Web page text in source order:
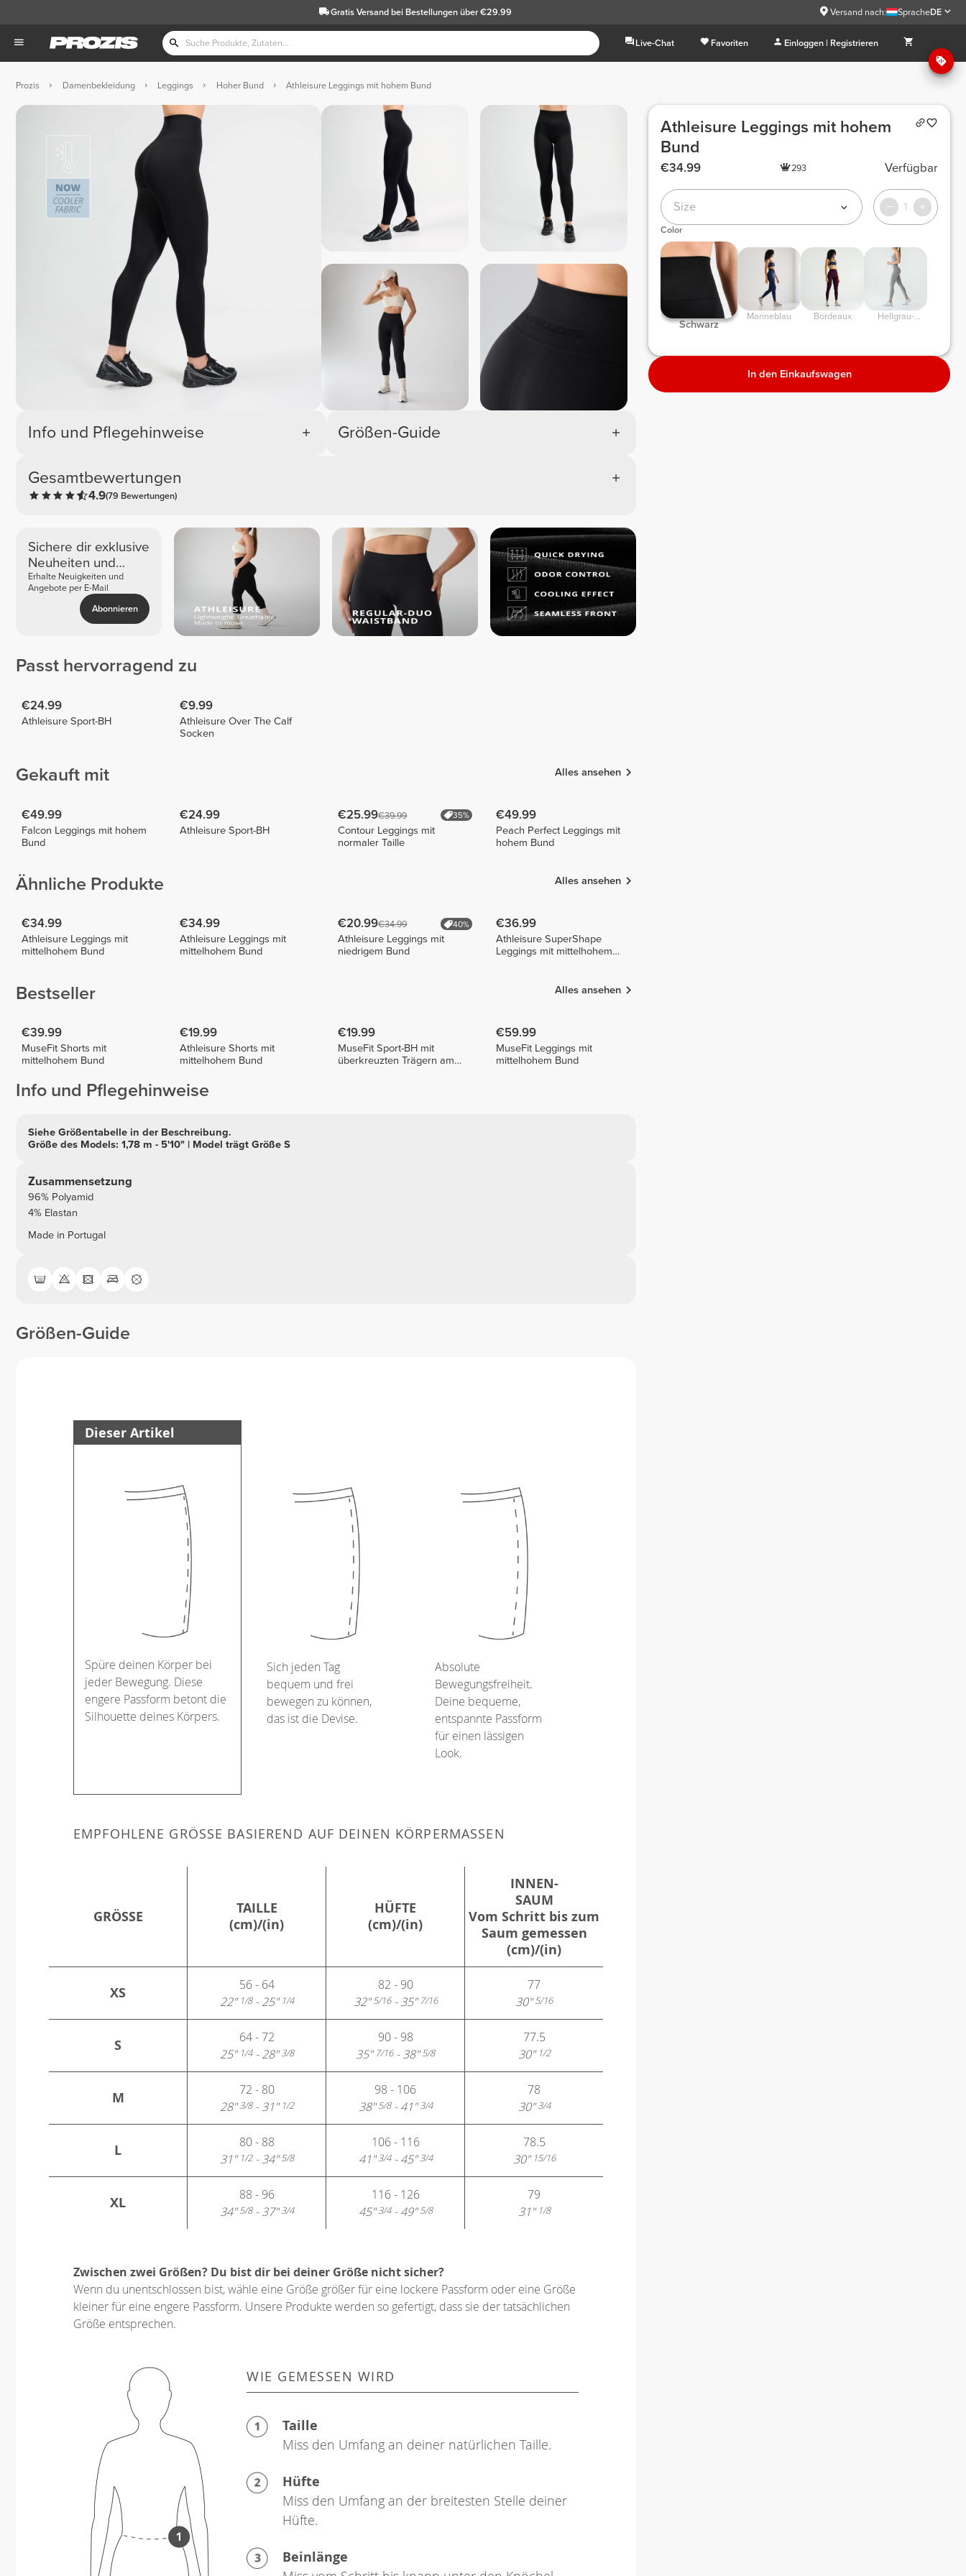
Gratis Versandbei Bestellungen über €29.99 Versand nach: SpracheDE
Live-Chat Favoriten Einloggen | Registrieren
Prozis Damenbekleidung Leggings Hoher Bund Athleisure Leggings mit hohem Bund
Info und Pflegehinweise
Gesamtbewertungen
4.9(79 Bewertungen)
Größen-Guide
Sichere dir exklusive
Neuheiten und
Angebote
Erhalte Neuigkeiten und
Angebote per E-Mail
Abonnieren
Passt hervorragend zu
€24.99
Athleisure Sport-BH
€9.99
Athleisure Over The Calf
Socken
Gekauft mit Alles ansehen
€49.99
Falcon Leggings mit hohem
Bund
€24.99
Athleisure Sport-BH
€25.99€39.99 35%
Contour Leggings mit
normaler Taille
€49.99
Peach Perfect Leggings mit
hohem Bund
Ähnliche Produkte Alles ansehen
€34.99
Athleisure Leggings mit
mittelhohem Bund
€34.99
Athleisure Leggings mit
mittelhohem Bund
€20.99€34.99 40%
Athleisure Leggings mit
niedrigem Bund
€36.99
Athleisure SuperShape
Leggings mit mittelhohem
Bestseller Alles ansehen
€39.99
MuseFit Shorts mit
mittelhohem Bund
€19.99
Athleisure Shorts mit
mittelhohem Bund
€19.99
MuseFit Sport-BH mit
überkreuzten Trägern am
€59.99
MuseFit Leggings mit
mittelhohem Bund
Info und Pflegehinweise
Siehe Größentabelle in der Beschreibung.
Größe des Models: 1,78 m - 5'10" | Model trägt Größe S
Zusammensetzung
96% Polyamid
4% Elastan
Made in Portugal
Größen-Guide
Dieser Artikel
Spüre deinen Körper bei
jeder Bewegung. Diese
engere Passform betont die
Silhouette deines Körpers.
Sich jeden Tag
bequem und frei
bewegen zu können,
das ist die Devise.
Absolute
Bewegungsfreiheit.
Deine bequeme,
entspannte Passform
für einen lässigen
Look.
EMPFOHLENE GRÖSSE BASIEREND AUF DEINEN KÖRPERMASSEN
GRÖSSE
TAILLE
(cm)/(in)
HÜFTE
(cm)/(in)
INNEN-
SAUM
Vom Schritt bis zum
Saum gemessen
(cm)/(in)
XS
56 - 64
22"1/8- 25"1/4
82 - 90
32"5/16- 35"7/16
77
30"5/16
S
64 - 72
25"1/4- 28"3/8
90 - 98
35"7/16- 38"5/8
77.5
30"1/2
M
72 - 80
28"3/8- 31"1/2
98 - 106
38"5/8- 41"3/4
78
30"3/4
L
80 - 88
31"1/2- 34"5/8
106 - 116
41"3/4- 45"3/4
78.5
30"15/16
XL
88 - 96
34"5/8- 37"3/4
116 - 126
45"3/4- 49"5/8
79
31"1/8
Zwischen zwei Größen? Du bist dir bei deiner Größe nicht sicher?
Wenn du unentschlossen bist, wähle eine Größe größer für eine lockere Passform oder eine Größe
kleiner für eine engere Passform. Unsere Produkte werden so gefertigt, dass sie der tatsächlichen
Größe entsprechen.
WIE GEMESSEN WIRD
Taille
Miss den Umfang an deiner natürlichen Taille.
Hüfte
Miss den Umfang an der breitesten Stelle deiner
Hüfte.
Beinlänge
Athleisure Leggings mit hohem
Bund
€34.99 293 Verfügbar
Size 1
Color
Schwarz
Marineblau Bordeaux
Hellgrau-
In den Einkaufswagen